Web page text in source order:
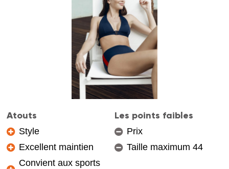
Atouts
Style
Excellent maintien
Convient aux sports
Les points faibles
Prix
Taille maximum 44